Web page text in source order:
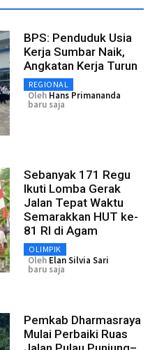
BPS: Penduduk Usia
Kerja Sumbar Naik,
Angkatan Kerja Turun
REGIONAL
Oleh Hans Primananda
baru saja
Sebanyak 171 Regu
Ikuti Lomba Gerak
Jalan Tepat Waktu
Semarakkan HUT ke-
81 RI di Agam
OLIMPIK
Oleh Elan Silvia Sari
baru saja
Pemkab Dharmasraya
Mulai Perbaiki Ruas